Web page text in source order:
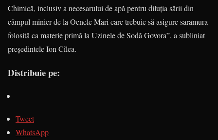
Chimică, inclusiv a necesarului de apă pentru diluţia sării din
câmpul minier de la Ocnele Mari care trebuie să asigure saramura
folosită ca materie primă la Uzinele de Sodă Govora”, a subliniat
preşedintele Ion Cîlea.
Distribuie pe:
Tweet
WhatsApp